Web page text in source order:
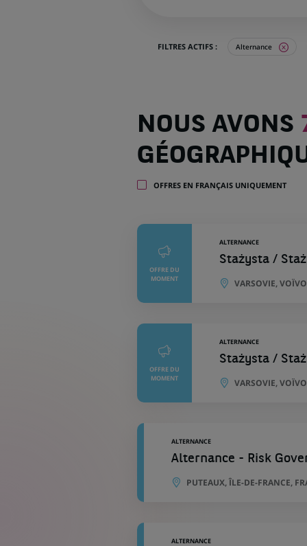
FILTRES ACTIFS : Alternance
Nous
avons
offres
2
NOUS AVONS
OFFRES EN FRANÇAIS UNIQUEMENT
OFFRE DU
MOMENT
ALTERNANCE
Stażysta /
VARSOVIE,
OFFRE DU
MOMENT
ALTERNANCE
Stażysta /
VARSOVIE,
ALTERNANCE
Alternance - Risk
PUTEAUX, ÎLE-DE-FRANCE,
ALTERNANCE